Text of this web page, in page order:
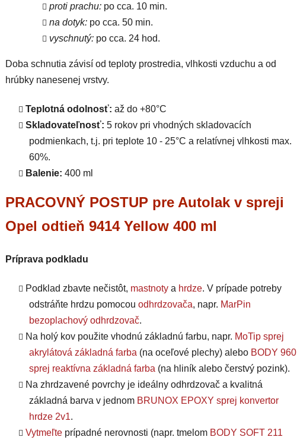
proti prachu: po cca. 10 min.
na dotyk: po cca. 50 min.
vyschnutý: po cca. 24 hod.
Doba schnutia závisí od teploty prostredia, vlhkosti vzduchu a od
hrúbky nanesenej vrstvy.
Teplotná odolnosť: až do +80°C
Skladovateľnosť: 5 rokov pri vhodných skladovacích
podmienkach, t.j. pri teplote 10 - 25°C a relatívnej vlhkosti max.
60%.
Balenie: 400 ml
PRACOVNÝ POSTUP pre Autolak v spreji
Opel odtieň 9414 Yellow 400 ml
Príprava podkladu
Podklad zbavte nečistôt, mastnoty a hrdze. V prípade potreby
odstráňte hrdzu pomocou odhrdzovača, napr. MarPin
bezoplachový odhrdzovač.
Na holý kov použite vhodnú základnú farbu, napr. MoTip sprej
akrylátová základná farba (na oceľové plechy) alebo BODY 960
sprej reaktívna základná farba (na hliník alebo čerstvý pozink).
Na zhrdzavené povrchy je ideálny odhrdzovač a kvalitná
základná barva v jednom BRUNOX EPOXY sprej konvertor
hrdze 2v1.
Vytmeľte prípadné nerovnosti (napr. tmelom BODY SOFT 211